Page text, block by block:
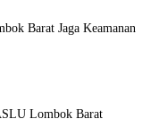
Barat Jaga Keamanan
Lombok Barat